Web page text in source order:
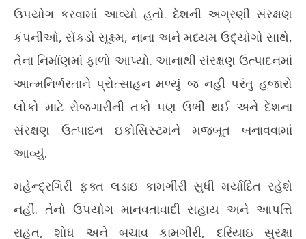
ઉપયોગ કરવામાં આવ્યો હતો. દેશની અગ્રણી સંરક્ષણ
કંપનીઓ, સેંકડો સૂક્ષ્મ, નાના અને મધ્યમ ઉદ્યોગો સાથે,
તેના નિર્માણમાં ફાળો આપ્યો. આનાથી સંરક્ષણ ઉત્પાદનમાં
આત્મનિર્ભરતાને પ્રોત્સાહન મળ્યું જ નહીં પરંતુ હજારો
લોકો માટે રોજગારીની તકો પણ ઉભી થઈ અને દેશના
સંરક્ષણ ઉત્પાદન ઇકોસિસ્ટમને મજબૂત બનાવવામાં
આવ્યું.
મહેન્દ્રગિરી ફક્ત લડાઇ કામગીરી સુધી મર્યાદિત રહેશે
નહીં. તેનો ઉપયોગ માનવતાવાદી સહાય અને આપત્તિ
રાહત, શોધ અને બચાવ કામગીરી, દરિયાઇ સુરક્ષા